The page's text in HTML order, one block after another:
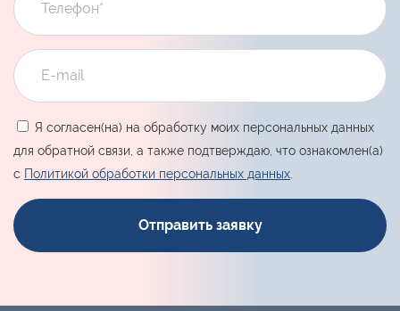
Я согласен(на) на обработку моих персональных данных
для обратной связи, а также подтверждаю, что ознакомлен(а)
с Политикой обработки персональных данных